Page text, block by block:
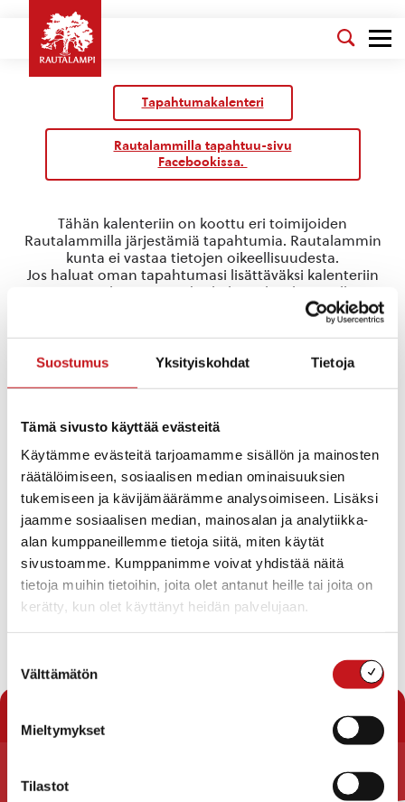
Suostumus Yksityiskohdat Tietoja
Tämä sivusto käyttää evästeitä
Käytämme evästeitä tarjoamamme sisällön ja mainosten
räätälöimiseen, sosiaalisen median ominaisuuksien
tukemiseen ja kävijämäärämme analysoimiseen. Lisäksi
jaamme sosiaalisen median, mainosalan ja analytiikka-
alan kumppaneillemme tietoja siitä, miten käytät
sivustoamme. Kumppanimme voivat yhdistää näitä
tietoja muihin tietoihin, joita olet antanut heille tai joita on
kerätty, kun olet käyttänyt heidän palvelujaan.
valinta
Välttämätön
Mieltymykset
Tilastot
Tapahtumakalenteri
Rautalammilla tapahtuu-sivu
Facebookissa.
Konnevesi
Tapahtumat Konnevesi
Tapahtumat
NoticeEi tuloksia.
Etsi
aja
Näkymät
navigointi
Etsi
ShowLista
Tuleva
Valitse
päivä.
EdellisetTapahtumat Tänään
Seuraavat
Tähän kalenteriin on koottu eri toimijoiden
Rautalammilla järjestämiä tapahtumia. Rautalammin
kunta ei vastaa tietojen oikeellisuudesta.
Jos haluat oman tapahtumasi lisättäväksi kalenteriin
jätä tapahtuman tiedot linkin takaa löytyvällä
Rautalammin kunta